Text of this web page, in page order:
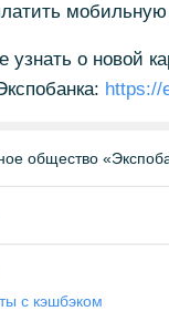
узнать о новой
https://
общество
с кэшбэком